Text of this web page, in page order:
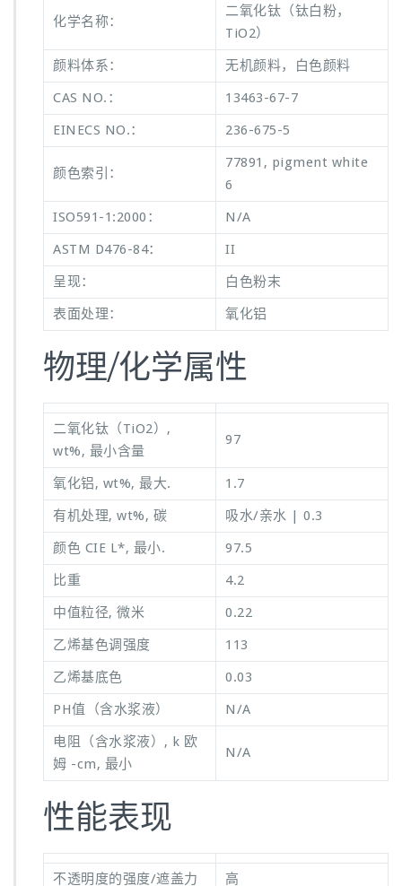
化学名称：
二氧化钛（钛白粉，
TiO2）
颜料体系：
无机颜料，白色颜料
CAS NO.：
13463-67-7
EINECS NO.：
236-675-5
颜色索引：
77891, pigment white
6
ISO591-1:2000：
N/A
ASTM D476-84：
II
呈现：
白色粉末
表面处理：
氧化铝
物理/化学属性
二氧化钛（TiO2）,
wt%, 最小含量
97
氧化铝, wt%, 最大.
1.7
有机处理, wt%, 碳
吸水/亲水 | 0.3
颜色 CIE L*, 最小.
97.5
比重
4.2
中值粒径, 微米
0.22
乙烯基色调强度
113
乙烯基底色
0.03
PH值（含水浆液）
N/A
电阻（含水浆液）, k 欧
姆 -cm, 最小
N/A
性能表现
不透明度的强度/遮盖力
高